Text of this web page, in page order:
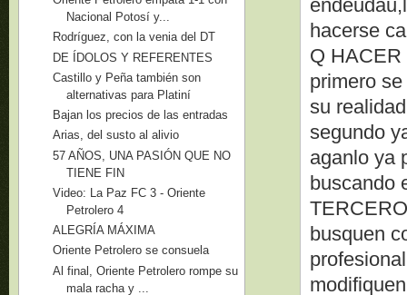
hacerse
Q HACER
primero
su realidad
segundo
aganlo ya
buscando
busquen
Nacional Potosí y...
Rodríguez, con la venia del DT
DE ÍDOLOS Y REFERENTES
Castillo y Peña también son
alternativas para Platiní
Bajan los precios de las entradas
Arias, del susto al alivio
57 AÑOS, UNA PASIÓN QUE NO
TIENE FIN
Video: La Paz FC 3 - Oriente
Petrolero 4
ALEGRÍA MÁXIMA
Oriente Petrolero se consuela
Al final, Oriente Petrolero rompe su
mala racha y ...